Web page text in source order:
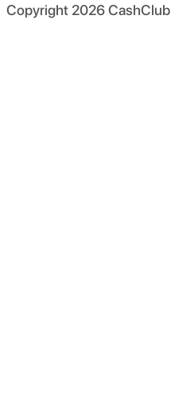
Copyright 2026CashClub